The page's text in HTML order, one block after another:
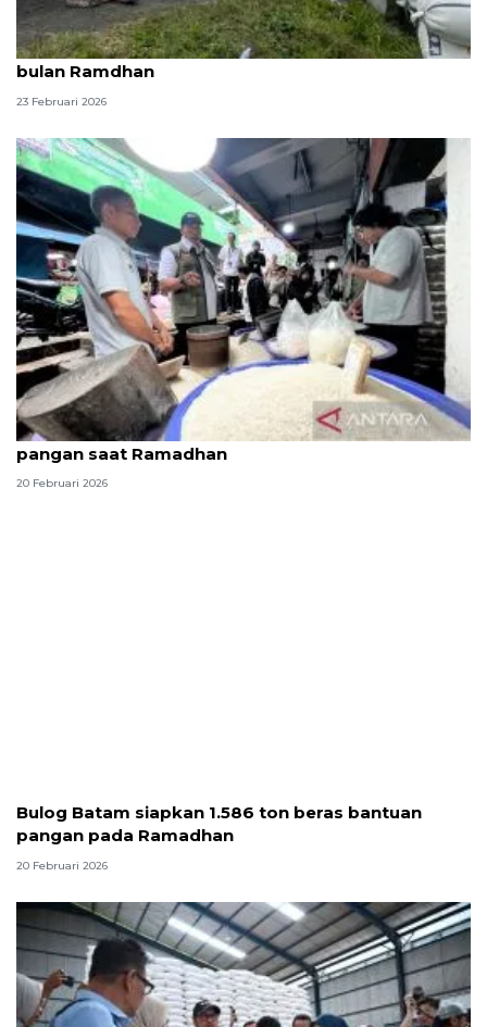
Bulog Yogyakarta tetap aktif serap gabah petani di
bulan Ramdhan
23 Februari 2026
Dirut Bulog sidak dua pasar di Jakarta stabilkan
pangan saat Ramadhan
20 Februari 2026
Bulog Batam siapkan 1.586 ton beras bantuan
pangan pada Ramadhan
20 Februari 2026